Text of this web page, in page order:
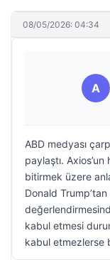
08/05/2026: 04:34
A
ABD medyası
paylaştı.
bitirmek üzere
Donald
kabul etmesi
kabul etmezlerse